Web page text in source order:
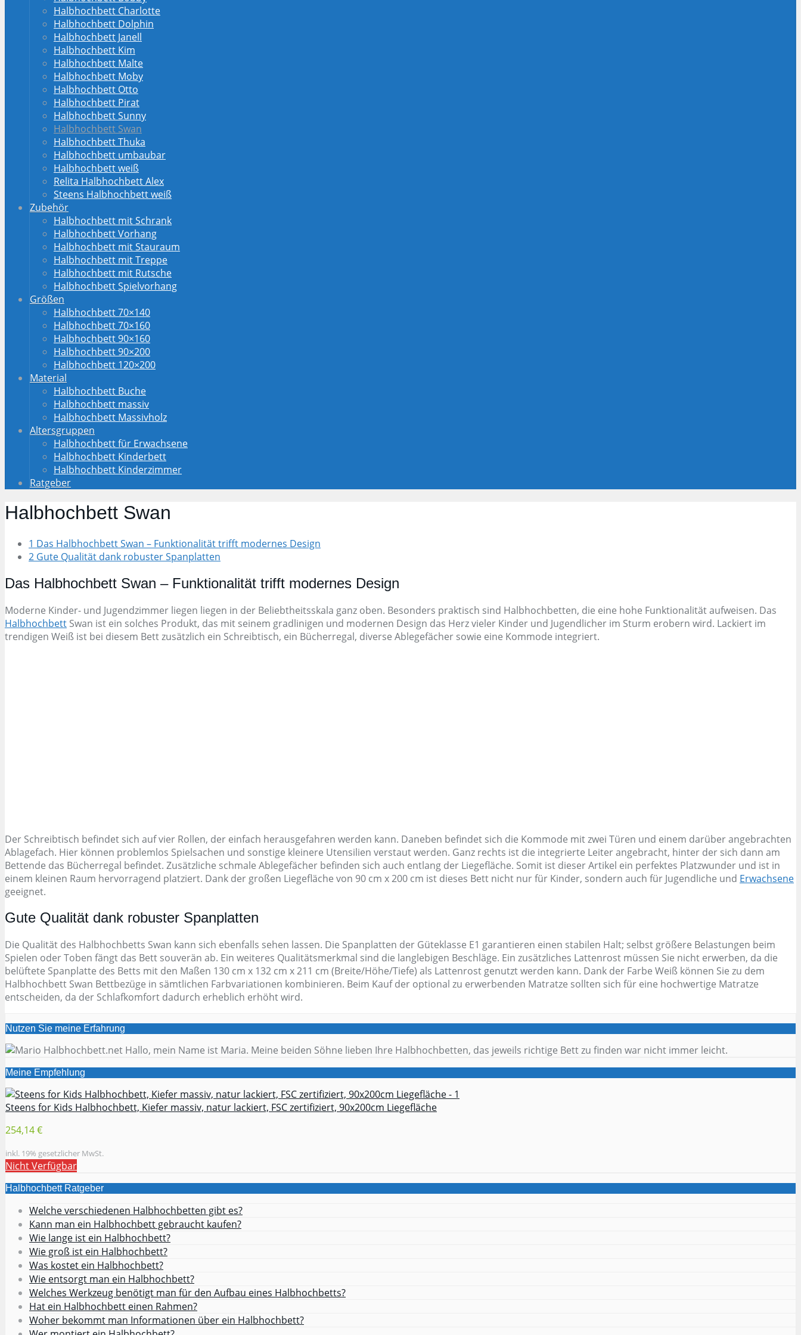
Halbhochbett Charlotte
Halbhochbett Dolphin
Halbhochbett Janell
Halbhochbett Kim
Halbhochbett Malte
Halbhochbett Moby
Halbhochbett Otto
Halbhochbett Pirat
Halbhochbett Sunny
Halbhochbett Swan
Halbhochbett Thuka
Halbhochbett umbaubar
Halbhochbett weiß
Relita Halbhochbett Alex
Steens Halbhochbett weiß
Zubehör
Halbhochbett mit Schrank
Halbhochbett Vorhang
Halbhochbett mit Stauraum
Halbhochbett mit Treppe
Halbhochbett mit Rutsche
Halbhochbett Spielvorhang
Größen
Halbhochbett 70×140
Halbhochbett 70×160
Halbhochbett 90×160
Halbhochbett 90×200
Halbhochbett 120×200
Material
Halbhochbett Buche
Halbhochbett massiv
Halbhochbett Massivholz
Altersgruppen
Halbhochbett für Erwachsene
Halbhochbett Kinderbett
Halbhochbett Kinderzimmer
Ratgeber
Halbhochbett Swan
1 Das Halbhochbett Swan – Funktionalität trifft modernes Design
2 Gute Qualität dank robuster Spanplatten
Das Halbhochbett Swan – Funktionalität trifft modernes Design
Moderne Kinder- und Jugendzimmer liegen liegen in der Beliebtheitsskala ganz oben. Besonders praktisch sind Halbhochbetten, die eine hohe Funktionalität aufweisen. Das
Halbhochbett Swan ist ein solches Produkt, das mit seinem gradlinigen und modernen Design das Herz vieler Kinder und Jugendlicher im Sturm erobern wird. Lackiert im
trendigen Weiß ist bei diesem Bett zusätzlich ein Schreibtisch, ein Bücherregal, diverse Ablegefächer sowie eine Kommode integriert.
Der Schreibtisch befindet sich auf vier Rollen, der einfach herausgefahren werden kann. Daneben befindet sich die Kommode mit zwei Türen und einem darüber angebrachten
Ablagefach. Hier können problemlos Spielsachen und sonstige kleinere Utensilien verstaut werden. Ganz rechts ist die integrierte Leiter angebracht, hinter der sich dann am
Bettende das Bücherregal befindet. Zusätzliche schmale Ablegefächer befinden sich auch entlang der Liegefläche. Somit ist dieser Artikel ein perfektes Platzwunder und ist in
einem kleinen Raum hervorragend platziert. Dank der großen Liegefläche von 90 cm x 200 cm ist dieses Bett nicht nur für Kinder, sondern auch für Jugendliche und Erwachsene
geeignet.
Gute Qualität dank robuster Spanplatten
Die Qualität des Halbhochbetts Swan kann sich ebenfalls sehen lassen. Die Spanplatten der Güteklasse E1 garantieren einen stabilen Halt; selbst größere Belastungen beim
Spielen oder Toben fängt das Bett souverän ab. Ein weiteres Qualitätsmerkmal sind die langlebigen Beschläge. Ein zusätzliches Lattenrost müssen Sie nicht erwerben, da die
belüftete Spanplatte des Betts mit den Maßen 130 cm x 132 cm x 211 cm (Breite/Höhe/Tiefe) als Lattenrost genutzt werden kann. Dank der Farbe Weiß können Sie zu dem
Halbhochbett Swan Bettbezüge in sämtlichen Farbvariationen kombinieren. Beim Kauf der optional zu erwerbenden Matratze sollten sich für eine hochwertige Matratze
entscheiden, da der Schlafkomfort dadurch erheblich erhöht wird.
Nutzen Sie meine Erfahrung
Hallo, mein Name ist Maria. Meine beiden Söhne lieben Ihre Halbhochbetten, das jeweils richtige Bett zu finden war nicht immer leicht.
Meine Empfehlung
Steens for Kids Halbhochbett, Kiefer massiv, natur lackiert, FSC zertifiziert, 90x200cm Liegefläche
254,14 €
inkl. 19% gesetzlicher MwSt.
Nicht Verfügbar
Halbhochbett Ratgeber
Welche verschiedenen Halbhochbetten gibt es?
Kann man ein Halbhochbett gebraucht kaufen?
Wie lange ist ein Halbhochbett?
Wie groß ist ein Halbhochbett?
Was kostet ein Halbhochbett?
Wie entsorgt man ein Halbhochbett?
Welches Werkzeug benötigt man für den Aufbau eines Halbhochbetts?
Hat ein Halbhochbett einen Rahmen?
Woher bekommt man Informationen über ein Halbhochbett?